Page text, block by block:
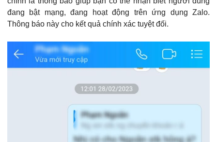
đang bật mạng, đang hoạt động trên ứng dụng Zalo.
Thông báo này cho kết quả chính xác tuyệt đối.